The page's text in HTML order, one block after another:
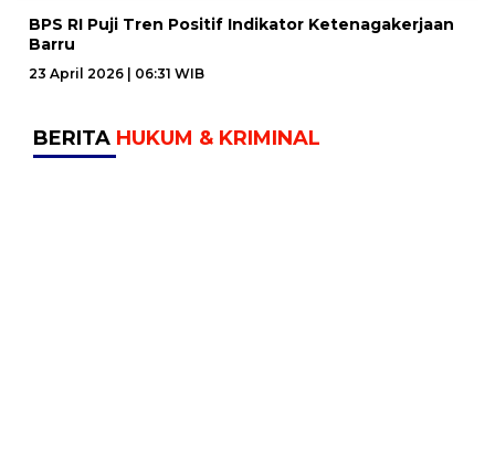
BPS RI Puji Tren Positif Indikator Ketenagakerjaan
Barru
23 April 2026 | 06:31 WIB
BERITA HUKUM & KRIMINAL